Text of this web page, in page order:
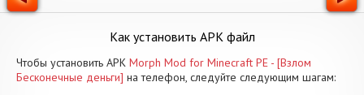
Как установить APK файл
Чтобы установить APK Morph Mod for Minecraft PE - [Взлом
Бесконечные деньги] на телефон, следуйте следующим шагам: